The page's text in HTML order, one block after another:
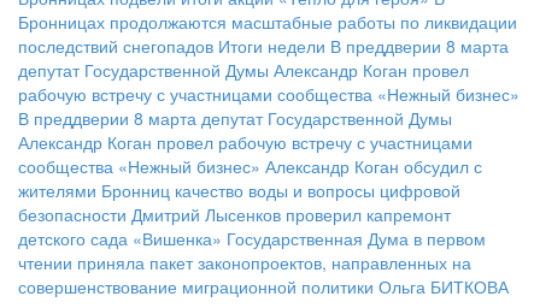
Бронницах продолжаются масштабные работы по ликвидации
последствий снегопадов Итоги недели В преддверии 8 марта
депутат Государственной Думы Александр Коган провел
рабочую встречу с участницами сообщества «Нежный бизнес»
В преддверии 8 марта депутат Государственной Думы
Александр Коган провел рабочую встречу с участницами
сообщества «Нежный бизнес» Александр Коган обсудил с
жителями Бронниц качество воды и вопросы цифровой
безопасности Дмитрий Лысенков проверил капремонт
детского сада «Вишенка» Государственная Дума в первом
чтении приняла пакет законопроектов, направленных на
совершенствование миграционной политики Ольга БИТКОВА